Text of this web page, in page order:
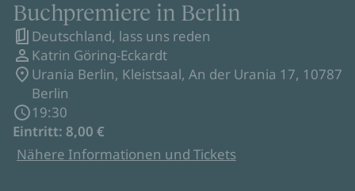
Buchpremiere in Berlin
Deutschland, lass uns reden
Katrin Göring-Eckardt
Urania Berlin, Kleistsaal, An der Urania 17, 10787
Berlin
19:30
Eintritt: 8,00 €
Nähere Informationen und Tickets